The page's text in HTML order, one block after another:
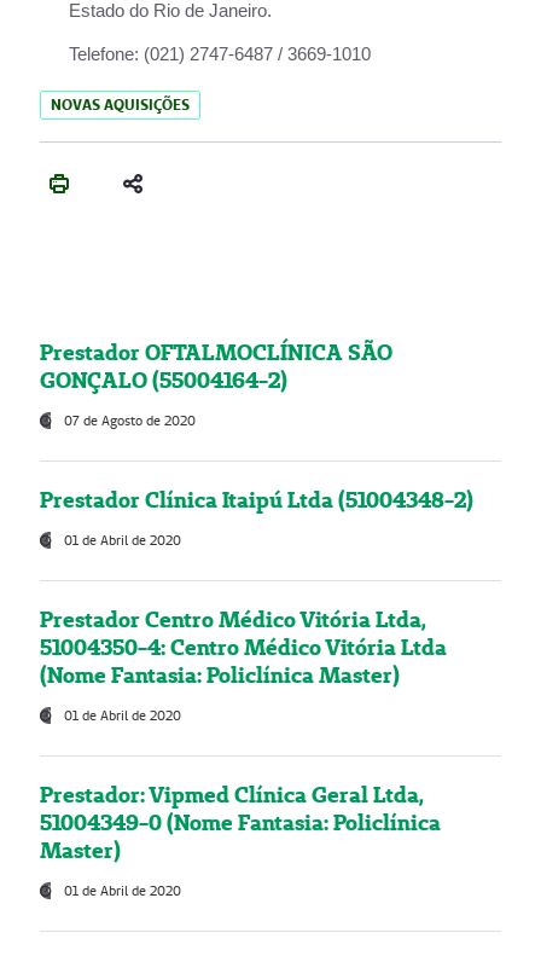
Estado do Rio de Janeiro.
Telefone: (021) 2747-6487 / 3669-1010
NOVAS AQUISIÇÕES
Prestador OFTALMOCLÍNICA SÃO
GONÇALO (55004164-2)
07 de Agosto de 2020
Prestador Clínica Itaipú Ltda (51004348-2)
01 de Abril de 2020
Prestador Centro Médico Vitória Ltda,
51004350-4: Centro Médico Vitória Ltda
(Nome Fantasia: Policlínica Master)
01 de Abril de 2020
Prestador: Vipmed Clínica Geral Ltda,
51004349-0 (Nome Fantasia: Policlínica
Master)
01 de Abril de 2020